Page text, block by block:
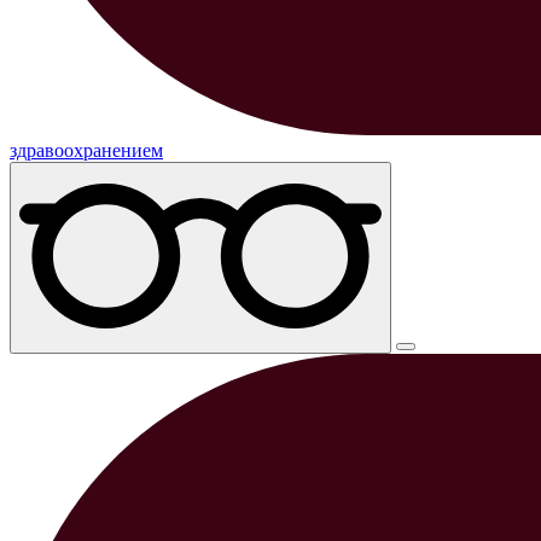
здравоохранением